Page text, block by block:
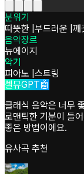
분위기
따뜻한 부드러운 깨
음악장르
뉴에이지
악기
피아노 스트링
셀뮤GPT🤖
클래식 음악은 너무
로맨틱한 기분이 들
좋은 방법이에요.
유사곡 추천